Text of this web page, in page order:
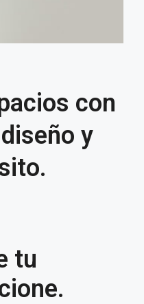
con
y
tu